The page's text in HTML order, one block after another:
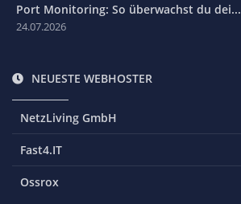
Port Monitoring: So überwachst du dei...
24.07.2026
NEUESTE WEBHOSTER
NetzLiving GmbH
Fast4.IT
Ossrox